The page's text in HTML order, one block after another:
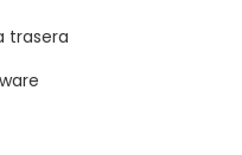
trasera